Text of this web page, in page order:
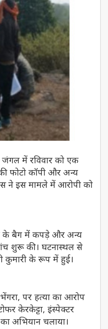
जंगल में रविवार को एक
फोटो कॉपी और अन्य
ने इस मामले में आरोपी को
के बैग में कपड़े और अन्य
शुरू की। घटनास्थल से
कुमारी के रूप में हुई।
पर हत्या का आरोप
केरकेट्टा, इंस्पेक्टर
अभियान चलाया।